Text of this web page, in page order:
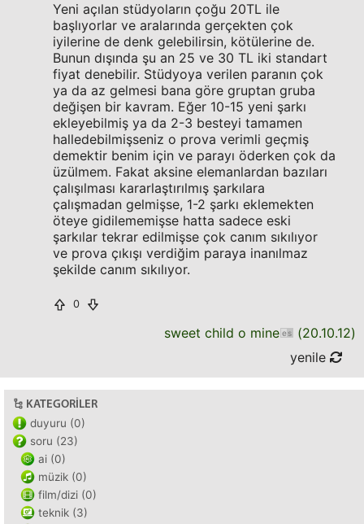
Yeni açılan stüdyoların çoğu 20TL ile
başlıyorlar ve aralarında gerçekten çok
iyilerine de denk gelebilirsin, kötülerine de.
Bunun dışında şu an 25 ve 30 TL iki standart
fiyat denebilir. Stüdyoya verilen paranın çok
ya da az gelmesi bana göre gruptan gruba
değişen bir kavram. Eğer 10-15 yeni şarkı
ekleyebilmiş ya da 2-3 besteyi tamamen
halledebilmişseniz o prova verimli geçmiş
demektir benim için ve parayı öderken çok da
üzülmem. Fakat aksine elemanlardan bazıları
çalışılması kararlaştırılmış şarkılara
çalışmadan gelmişse, 1-2 şarkı eklemekten
öteye gidilememişse hatta sadece eski
şarkılar tekrar edilmişse çok canım sıkılıyor
ve prova çıkışı verdiğim paraya inanılmaz
şekilde canım sıkılıyor.
0
sweet child o mine (20.10.12)
yenile
KATEGORILER
duyuru (0)
soru (23)
ai (0)
müzik (0)
film/dizi (0)
teknik (3)